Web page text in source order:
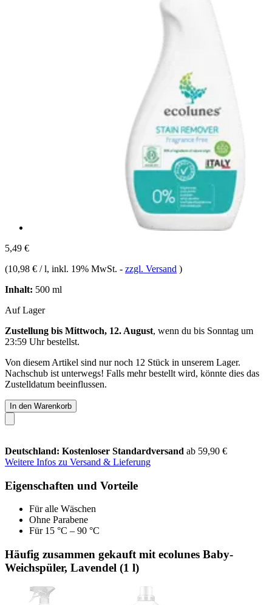
5,49 €
(10,98 € / l, inkl. 19% MwSt. - zzgl. Versand )
Inhalt: 500 ml
Auf Lager
Zustellung bis Mittwoch, 12. August, wenn du bis Sonntag um
23:59 Uhrbestellst.
Von diesem Artikel sind nur noch 12 Stück in unserem Lager.
Nachschub ist unterwegs! Falls mehr bestellt wird, könnte dies das
Zustelldatum beeinflussen.
In den Warenkorb
Deutschland: Kostenloser Standardversand ab 59,90 €
Weitere Infos zu Versand & Lieferung
Eigenschaften und Vorteile
Für alle Wäschen
Ohne Parabene
Für 15 °C – 90 °C
Häufig zusammen gekauft mit ecolunes Baby-
Weichspüler, Lavendel (1 l)